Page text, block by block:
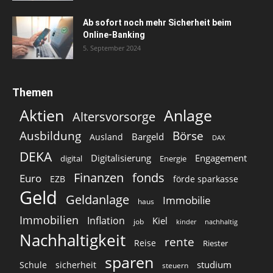
Ab sofort noch mehr Sicherheit beim
Online-Banking
5. September 2024
Themen
Aktien Altersvorsorge Anlage
Ausbildung Ausland Bargeld Börse DAX
DEKA digital Digitalisierung Energie Engagement
Euro EZB Finanzen fonds förde sparkasse
Geld Geldanlage haus Immobilie
Immobilien Inflation job Kiel kinder nachhaltig
Nachhaltigkeit Reise rente Riester
Schule sicherheit sparen steuern studium